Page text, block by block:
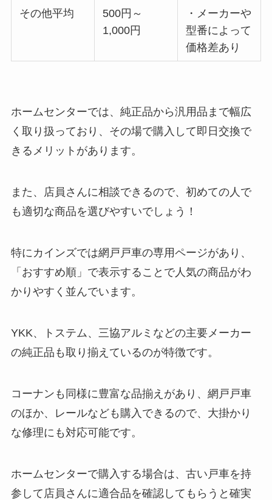
その他平均
500円～
1,000円
・メーカーや
型番によって
価格差あり
ホームセンターでは、純正品から汎用品まで幅広
く取り扱っており、その場で購入して即日交換で
きるメリットがあります。
また、店員さんに相談できるので、初めての人で
も適切な商品を選びやすいでしょう！
特にカインズでは網戸戸車の専用ページがあり、
「おすすめ順」で表示することで人気の商品がわ
かりやすく並んでいます。
YKK、トステム、三協アルミなどの主要メーカー
の純正品も取り揃えているのが特徴です。
コーナンも同様に豊富な品揃えがあり、網戸戸車
のほか、レールなども購入できるので、大掛かり
な修理にも対応可能です。
ホームセンターで購入する場合は、古い戸車を持
参して店員さんに適合品を確認してもらうと確実